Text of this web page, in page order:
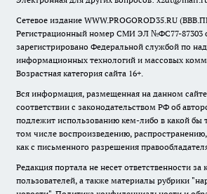
Сетевое издание WWW.PROGOROD35.RU
Регистрационный номер СМИ ЭЛ №ФС77-87303
зарегистрировано Федеральной службой по
информационных технологий и массовых
Возрастная категория сайта 16+.
Вся информация, размещенная на данном
соответствии с законодательством РФ об
подлежит использованию кем-либо в какой бы
том числе воспроизведению,
как с письменного разрешения
Редакция портала не несет ответственности
пользователей, а также материалы рубрики